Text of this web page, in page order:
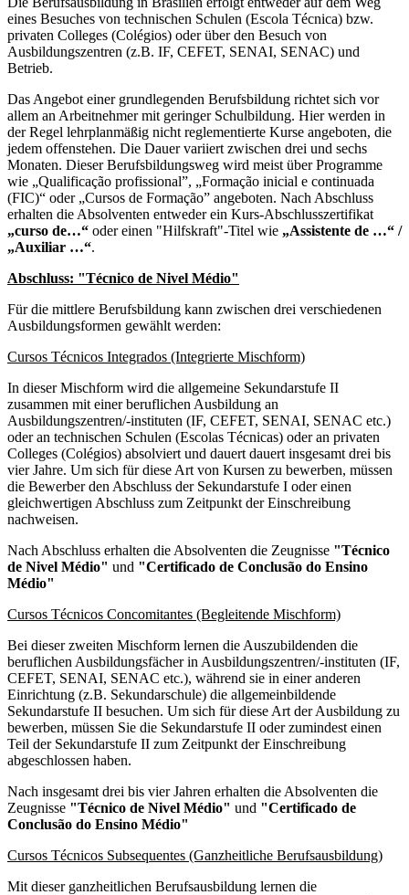
eines Besuches von technischen Schulen (Escola Técnica) bzw.
privaten Colleges (Colégios) oder über den Besuch von
Ausbildungszentren (z.B. IF, CEFET, SENAI, SENAC) und
Betrieb.
Das Angebot einer grundlegenden Berufsbildung richtet sich vor
allem an Arbeitnehmer mit geringer Schulbildung. Hier werden in
der Regel lehrplanmäßig nicht reglementierte Kurse angeboten, die
jedem offenstehen. Die Dauer variiert zwischen drei und sechs
Monaten. Dieser Berufsbildungsweg wird meist über Programme
wie „Qualificação profissional”, „Formação inicial e continuada
(FIC)“ oder „Cursos de Formação” angeboten. Nach Abschluss
erhalten die Absolventen entweder ein Kurs-Abschlusszertifikat
„curso de…“ oder einen "Hilfskraft"-Titel wie „Assistente de …“ /
„Auxiliar …“.
Abschluss: "Técnico de Nivel Médio"
Für die mittlere Berufsbildung kann zwischen drei verschiedenen
Ausbildungsformen gewählt werden:
Cursos Técnicos Integrados (Integrierte Mischform)
In dieser Mischform wird die allgemeine Sekundarstufe II
zusammen mit einer beruflichen Ausbildung an
Ausbildungszentren/-instituten (IF, CEFET, SENAI, SENAC etc.)
oder an technischen Schulen (Escolas Técnicas) oder an privaten
Colleges (Colégios) absolviert und dauert dauert insgesamt drei bis
vier Jahre. Um sich für diese Art von Kursen zu bewerben, müssen
die Bewerber den Abschluss der Sekundarstufe I oder einen
gleichwertigen Abschluss zum Zeitpunkt der Einschreibung
nachweisen.
Nach Abschluss erhalten die Absolventen die Zeugnisse "Técnico
de Nivel Médio" und "Certificado de Conclusão do Ensino
Médio"
Cursos Técnicos Concomitantes (Begleitende Mischform)
Bei dieser zweiten Mischform lernen die Auszubildenden die
beruflichen Ausbildungsfächer in Ausbildungszentren/-instituten (IF,
CEFET, SENAI, SENAC etc.), während sie in einer anderen
Einrichtung (z.B. Sekundarschule) die allgemeinbildende
Sekundarstufe II besuchen. Um sich für diese Art der Ausbildung zu
bewerben, müssen Sie die Sekundarstufe II oder zumindest einen
Teil der Sekundarstufe II zum Zeitpunkt der Einschreibung
abgeschlossen haben.
Nach insgesamt drei bis vier Jahren erhalten die Absolventen die
Zeugnisse "Técnico de Nivel Médio" und "Certificado de
Conclusão do Ensino Médio"
Cursos Técnicos Subsequentes (Ganzheitliche Berufsausbildung)
Mit dieser ganzheitlichen Berufsausbildung lernen die